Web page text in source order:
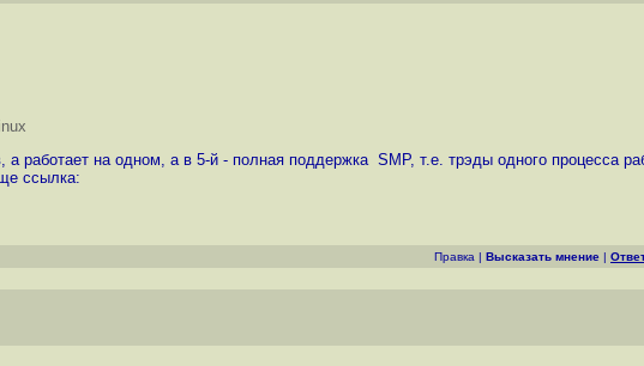
а работает на одном, а в 5-й - полная поддержка SMP, т.е. трэды одного процесса
ссылка:
Правка | Высказать мнение |